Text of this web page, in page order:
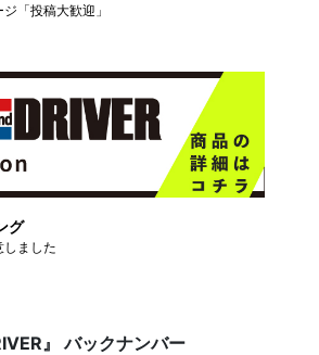
「投稿大歓迎」
グ
しました
』 バックナンバー